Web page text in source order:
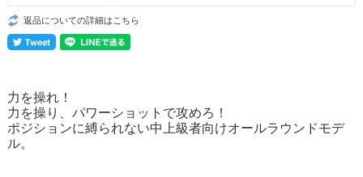
返品についての詳細はこちら
力を操れ！
力を操り、パワーショットで攻めろ！
ポジションに縛られない中上級者向けオールラウンドモデ
ル。